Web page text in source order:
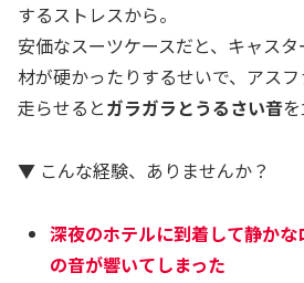
するストレスから。
安価なスーツケースだと、キャス
材が硬かったりするせいで、アス
走らせるとガラガラとうるさい音
▼ こんな経験、ありませんか？
深夜のホテルに到着して静か
の音が響いてしまった